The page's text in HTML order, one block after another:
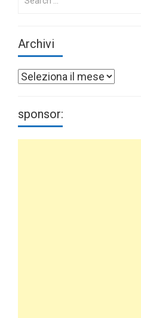
Archivi
Archivi
sponsor: